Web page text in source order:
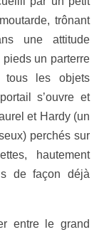
trônant
une attitude
un parterre
tous les objets
s’ouvre et
et Hardy (un
perchés sur
hautement
de façon déjà
entre le grand